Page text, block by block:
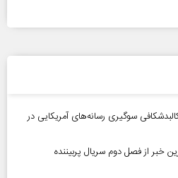
سوگیری رسانه‌های آمریکایی در
خبر از فصل دوم سریال پربیننده